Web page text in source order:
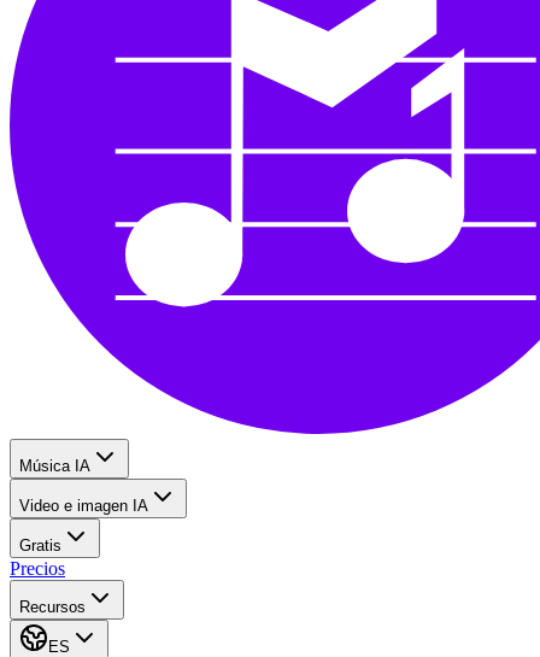
Música IA
Video e imagen IA
Gratis
Precios
Recursos
ES